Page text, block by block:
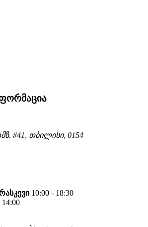
#41, თბილისი, 0154
10:00 - 18:30
14:00